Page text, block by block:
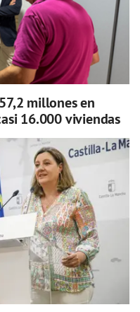
millones en
16.000 viviendas